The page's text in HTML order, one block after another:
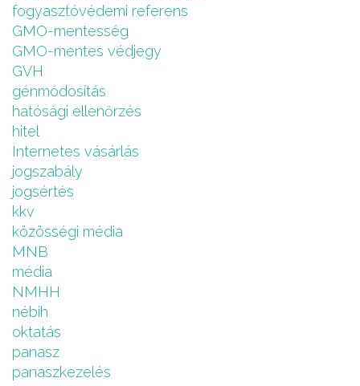
fogyasztóvédemi referens
GMO-mentesség
GMO-mentes védjegy
GVH
génmódosítás
hatósági ellenőrzés
hitel
Internetes vásárlás
jogszabály
jogsértés
kkv
közösségi média
MNB
média
NMHH
nébih
oktatás
panasz
panaszkezelés